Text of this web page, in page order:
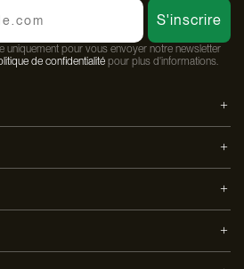
S'inscrire
uniquement pour vous envoyer notre newsletter
de confidentialité pour plus d'informations.